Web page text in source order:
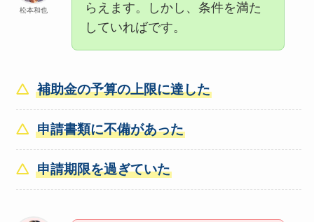
松本和也
らえます。しかし、条件を満た
していればです。
補助金の予算の上限に達した
申請書類に不備があった
申請期限を過ぎていた